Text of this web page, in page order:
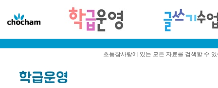
초등참사랑에 있는 모든 자료를 검색할 수